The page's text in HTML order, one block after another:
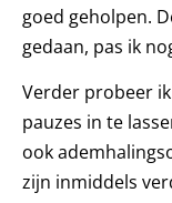
goed geholpen.
gedaan, pas ik
Verder probeer
pauzes in te
ook
zijn inmiddels